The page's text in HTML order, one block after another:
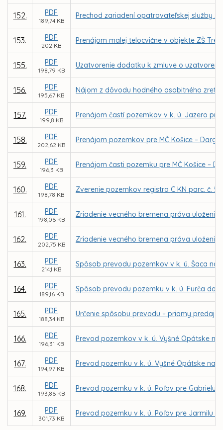
152. PDF
189,74 KB
Prechod zariadení opatrovateľskej služby
153. PDF
202 KB
Prenájom malej telocvične v objekte ZŠ
155. PDF
198,79 KB
Uzatvorenie dodatku k zmluve o
156. PDF
195,67 KB
Nájom z dôvodu hodného osobitného
157. PDF
199,8 KB
Prenájom častí pozemkov v k. ú. Jazero
158. PDF
202,62 KB
Prenájom pozemkov pre MČ Košice –
159. PDF
196,3 KB
Prenájom časti pozemku pre MČ Košice –
160. PDF
198,78 KB
Zverenie pozemkov registra C KN parc. č.
161. PDF
198,06 KB
Zriadenie vecného bremena práva
162. PDF
202,75 KB
Zriadenie vecného bremena práva
163. PDF
214,1 KB
Spôsob prevodu pozemkov v k. ú. Šaca na
164. PDF
189,16 KB
Spôsob prevodu pozemku v k. ú. Furča
165. PDF
188,34 KB
Určenie spôsobu prevodu – priamy predaj
166. PDF
196,31 KB
Prevod pozemkov v k. ú. Vyšné Opátske
167. PDF
194,97 KB
Prevod pozemku v k. ú. Vyšné Opátske na
168. PDF
193,86 KB
Prevod pozemku v k. ú. Poľov pre Gabrielu
169. PDF
301,73 KB
Prevod pozemku v k. ú. Poľov pre Jarmilu